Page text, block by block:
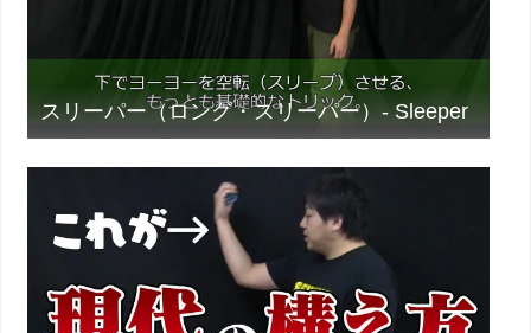
スリーパー（ロング・スリーパー）- Sleeper